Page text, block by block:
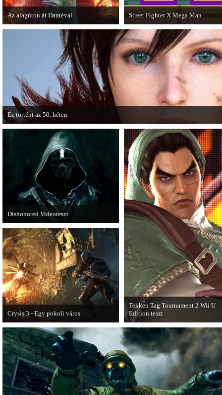
Street Fighter X Mega Man
A Capcom ismert karakterei ismét
összecsapnak - ingyenesen
Street Fighter X Mega Man.
Az alagúton át Dantéval
A Devil May Cry újragondolás új
játékmenet-videóval jelentkezik.
Ez történt az 50. héten
A héten nagyot villantottak a japán fejlesztők. A Phamtom Pain mellett a
techdemója is ütött.
Dishonored Videoteszt
Chris és Wilson bemutatja a 2012-es év
egyik legnagyobb meglepetését.
Pörögjön a Dishonored videoteszt!
Tekken Tag Tournament 2 Wii U
Edition teszt
Az extrákkal felturbózott Tekken
Tournament 2 a Wii U konzolon is
ütősre sikeredett.
Crysis 3 - Egy pokoli város
A Crysis 3 Hét Csodája videosorozat
első része újabb lélegzetelállító
pillanatokat mutat be a játékból.